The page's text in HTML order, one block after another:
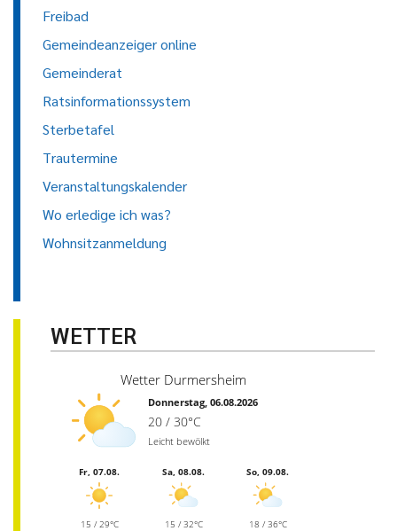
Freibad
Gemeindeanzeiger online
Gemeinderat
Ratsinformationssystem
Sterbetafel
Trautermine
Veranstaltungskalender
Wo erledige ich was?
Wohnsitzanmeldung
WETTER
Wetter Durmersheim
Donnerstag, 06.08.2026
20 / 30°C
Leicht bewölkt
Fr, 07.08.
15 / 29°C
Sa, 08.08.
15 / 32°C
So, 09.08.
18 / 36°C